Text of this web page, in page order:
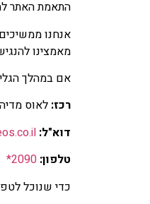
התאמת האתר
אנחנו
מאמצינו
אם במהלך
רכז: לאוס מדיה
דוא"ל:
טלפון: 2090*
כדי שנוכל